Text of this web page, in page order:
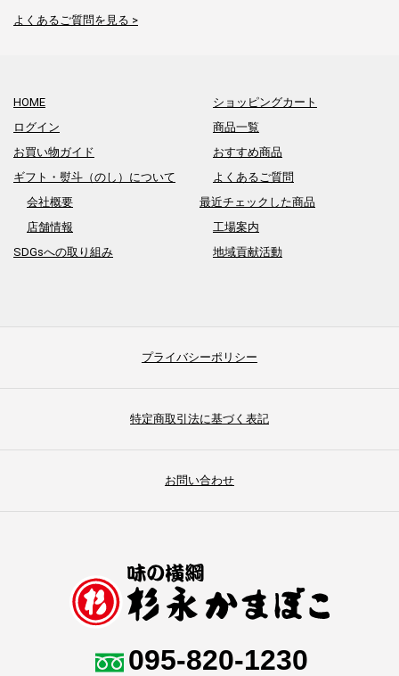
よくあるご質問を見る >
HOME
ショッピングカート
ログイン
商品一覧
お買い物ガイド
おすすめ商品
ギフト・熨斗（のし）について
よくあるご質問
会社概要
最近チェックした商品
店舗情報
工場案内
SDGsへの取り組み
地域貢献活動
プライバシーポリシー
特定商取引法に基づく表記
お問い合わせ
095-820-1230